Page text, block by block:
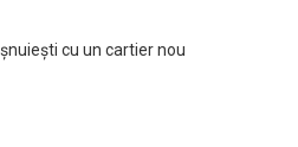
cu un cartier nou